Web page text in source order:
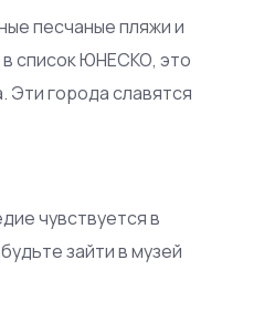
песчаные пляжи и
список ЮНЕСКО, это
Эти города славятся
чувствуется в
зайти в музей